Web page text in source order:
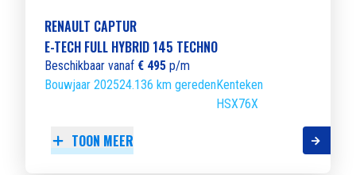
RENAULT CAPTUR
E-TECH FULL HYBRID 145 TECHNO
Beschikbaar vanaf € 495 p/m
Bouwjaar 202524.136 km geredenKenteken
HSX76X
TOON MEER